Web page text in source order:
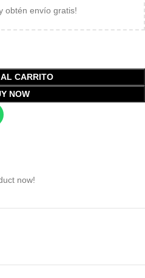
obtén envío gratis!
CARRITO
NOW
now!